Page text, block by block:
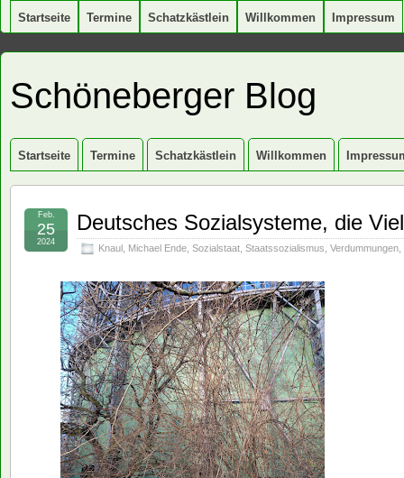
Startseite Termine Schatzkästlein Willkommen Impressum
Schöneberger Blog
Startseite Termine Schatzkästlein Willkommen
Deutsches Sozialsysteme, die
Knaul Michael Ende Sozialstaat Staatssozialismus Verdummungen
Feb.
25
2024